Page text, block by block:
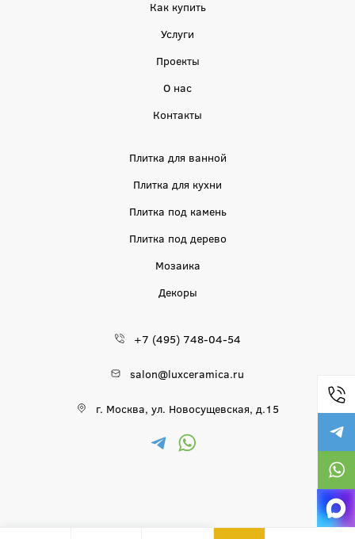
Как купить
Услуги
Проекты
О нас
Контакты
Плитка для ванной
Плитка для кухни
Плитка под камень
Плитка под дерево
Мозаика
Декоры
+7 (495) 748-04-54
salon@luxceramica.ru
г. Москва, ул. Новосущевская, д.15